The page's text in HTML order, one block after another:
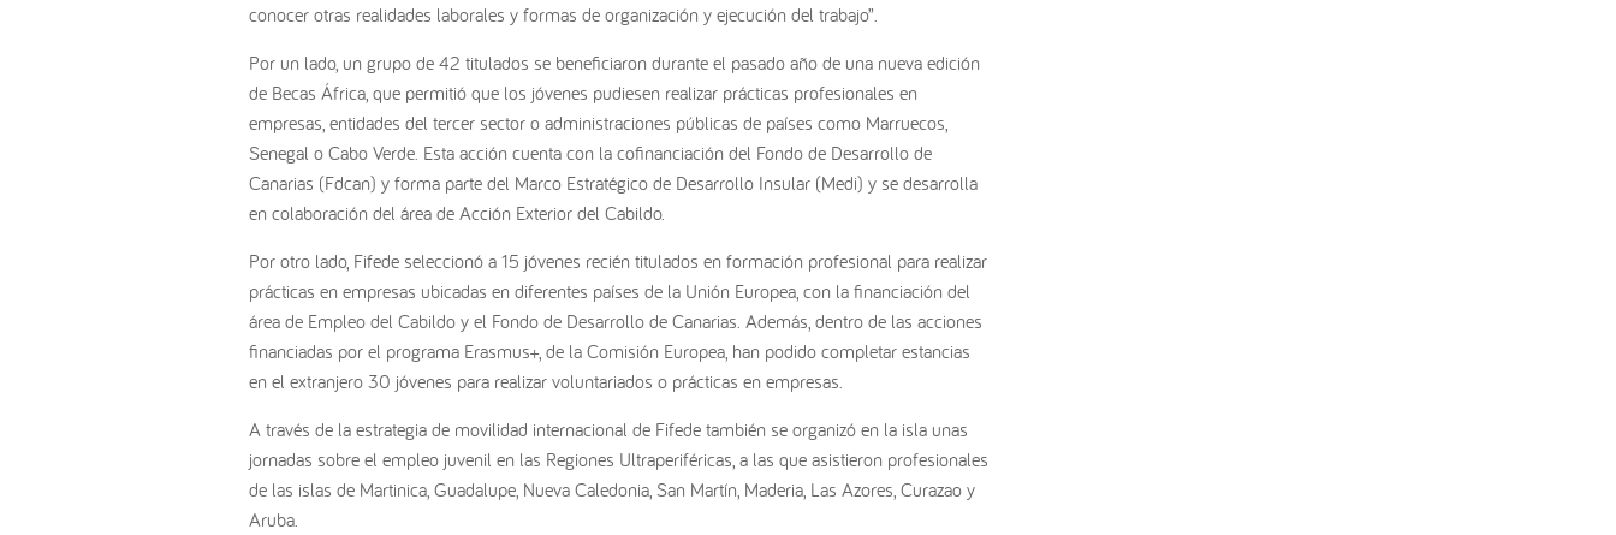
conocer otras realidades laborales y formas de organización y ejecución del trabajo”.
Por un lado, un grupo de 42 titulados se beneficiaron durante el pasado año de una nueva edición
de Becas África, que permitió que los jóvenes pudiesen realizar prácticas profesionales en
empresas, entidades del tercer sector o administraciones públicas de países como Marruecos,
Senegal o Cabo Verde. Esta acción cuenta con la cofinanciación del Fondo de Desarrollo de
Canarias (Fdcan) y forma parte del Marco Estratégico de Desarrollo Insular (Medi) y se desarrolla
en colaboración del área de Acción Exterior del Cabildo.
Por otro lado, Fifede seleccionó a 15 jóvenes recién titulados en formación profesional para realizar
prácticas en empresas ubicadas en diferentes países de la Unión Europea, con la financiación del
área de Empleo del Cabildo y el Fondo de Desarrollo de Canarias. Además, dentro de las acciones
financiadas por el programa Erasmus+, de la Comisión Europea, han podido completar estancias
en el extranjero 30 jóvenes para realizar voluntariados o prácticas en empresas.
A través de la estrategia de movilidad internacional de Fifede también se organizó en la isla unas
jornadas sobre el empleo juvenil en las Regiones Ultraperiféricas, a las que asistieron profesionales
de las islas de Martinica, Guadalupe, Nueva Caledonia, San Martín, Maderia, Las Azores, Curazao y
Aruba.